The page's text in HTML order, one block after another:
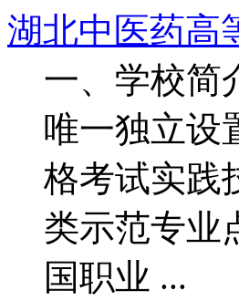
湖北中医药高
一、学校简
唯一独立设
格考试实践
类示范专业
国职业 ...